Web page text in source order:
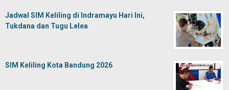
Jadwal SIM Keliling di Indramayu Hari Ini,
Tukdana dan Tugu Lelea
SIM Keliling Kota Bandung 2026